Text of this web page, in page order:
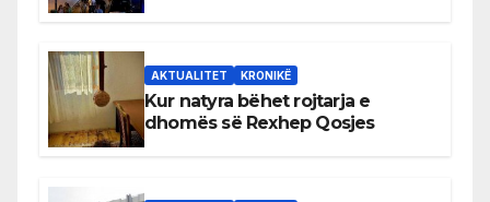
AKTUALITET KRONIKË
Kur natyra bëhet rojtarja e
dhomës së Rexhep Qosjes